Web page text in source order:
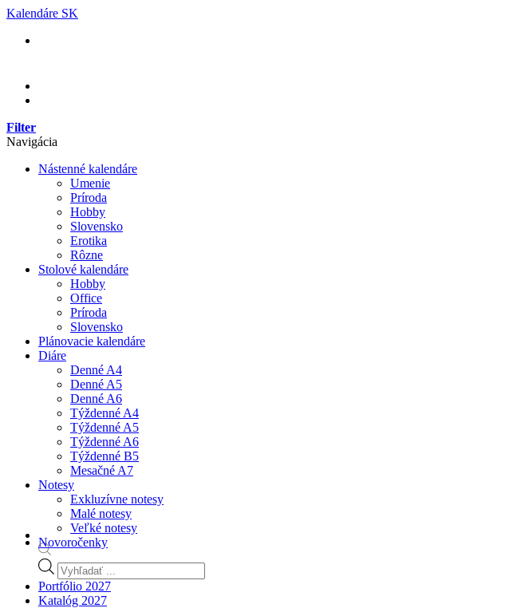
Skip
content
Kalendáre SK
Products
search
Portfólio 2027
Katalóg 2027
Filter
Navigácia
Nástenné kalendáre
Umenie
Príroda
Hobby
Slovensko
Erotika
Rôzne
Stolové kalendáre
Hobby
Office
Príroda
Slovensko
Plánovacie kalendáre
Diáre
Denné A4
Denné A5
Denné A6
Týždenné A4
Týždenné A5
Týždenné A6
Týždenné B5
Mesačné A7
Notesy
Exkluzívne notesy
Malé notesy
Veľké notesy
Novoročenky